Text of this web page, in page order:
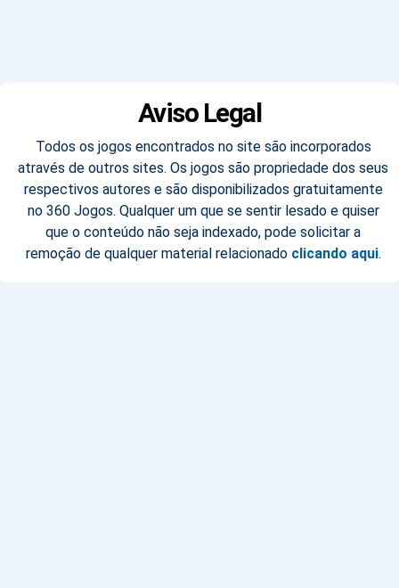
Aviso Legal
Todos os jogos encontrados no site são incorporados
através de outros sites. Os jogos são propriedade dos seus
respectivos autores e são disponibilizados gratuitamente
no 360 Jogos. Qualquer um que se sentir lesado e quiser
que o conteúdo não seja indexado, pode solicitar a
remoção de qualquer material relacionado clicando aqui.